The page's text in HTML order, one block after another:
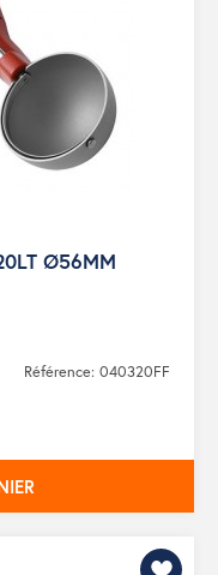
Ø56MM
Référence: 040320FF